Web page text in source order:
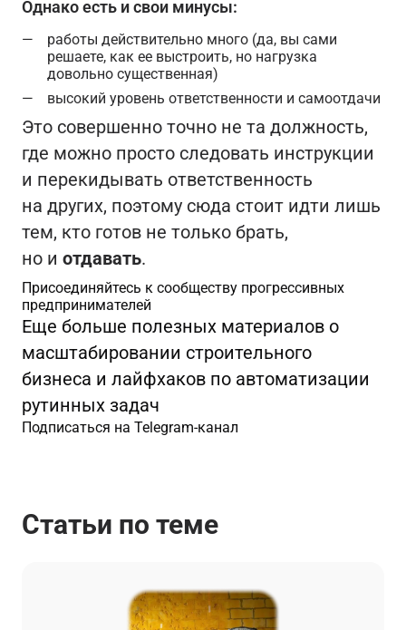
Однако есть и свои минусы:
работы действительно много (да, вы сами
решаете, как ее выстроить, но нагрузка
довольно существенная)
высокий уровень ответственности и самоотдачи
Это совершенно точно не та должность,
где можно просто следовать инструкции
и перекидывать ответственность
на других, поэтому сюда стоит идти лишь
тем, кто готов не только брать,
но и отдавать.
Присоединяйтесь к сообществу прогрессивных
предпринимателей
Еще больше полезных материалов о
масштабировании строительного
бизнеса и лайфхаков по автоматизации
рутинных задач
Подписаться на Telegram-канал
Статьи по теме